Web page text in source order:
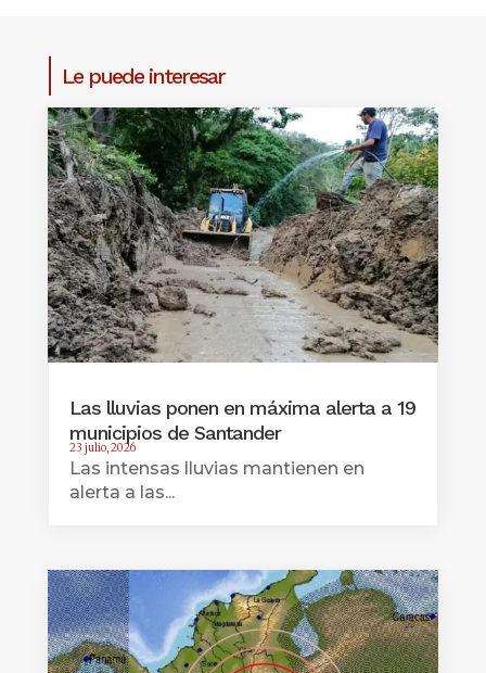
Le puede interesar
Las lluvias ponen en máxima alerta a 19
municipios de Santander
23 julio, 2026
Las intensas lluvias mantienen en
alerta a las...